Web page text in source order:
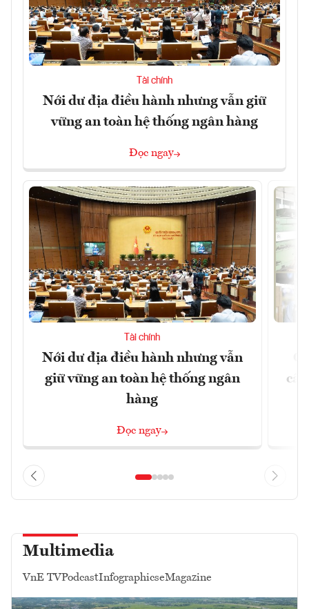
Tài chính
Nới dư địa điều hành nhưng vẫn giữ
vững an toàn hệ thống ngân hàng
Đọc ngay
Tài chính
Nới dư địa điều hành nhưng vẫn
giữ vững an toàn hệ thống ngân
hàng
Đọc ngay
Multimedia
VnE TVPodcastInfographicseMagazine